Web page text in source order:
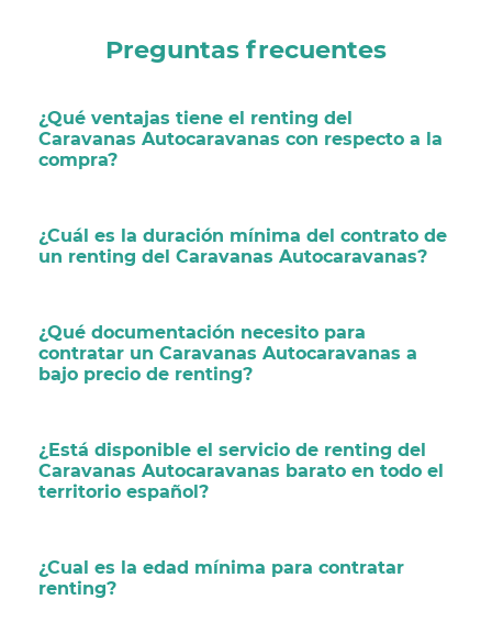
Preguntas frecuentes
¿Qué ventajas tiene el renting del
Caravanas Autocaravanas con respecto a la
compra?
¿Cuál es la duración mínima del contrato de
un renting del Caravanas Autocaravanas?
¿Qué documentación necesito para
contratar un Caravanas Autocaravanas a
bajo precio de renting?
¿Está disponible el servicio de renting del
Caravanas Autocaravanas barato en todo el
territorio español?
¿Cual es la edad mínima para contratar
renting?